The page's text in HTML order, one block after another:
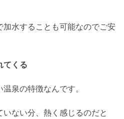
加水することも可能なのでご安
てくる
泉の特徴なんです。
ない分、熱く感じるのだと